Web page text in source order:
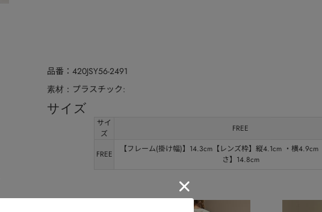
品番 420JSY56-2491
素材 プラスチック:
サイズ
サイ
ズ
FREE
FREE
【フレーム(掛け幅)】14.3cm【レンズ枠】縦4.1cm ・横4.9cm
さ】14.8cm